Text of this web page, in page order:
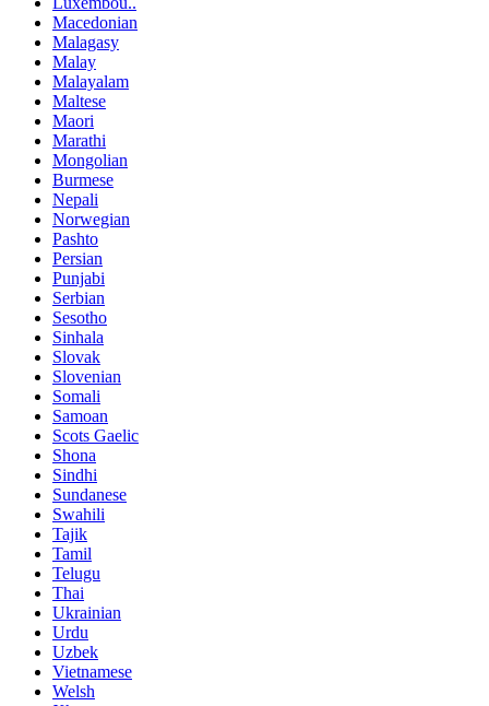
Macedonian
Malagasy
Malay
Malayalam
Maltese
Maori
Marathi
Mongolian
Burmese
Nepali
Norwegian
Pashto
Persian
Punjabi
Serbian
Sesotho
Sinhala
Slovak
Slovenian
Somali
Samoan
Scots Gaelic
Shona
Sindhi
Sundanese
Swahili
Tajik
Tamil
Telugu
Thai
Ukrainian
Urdu
Uzbek
Vietnamese
Welsh